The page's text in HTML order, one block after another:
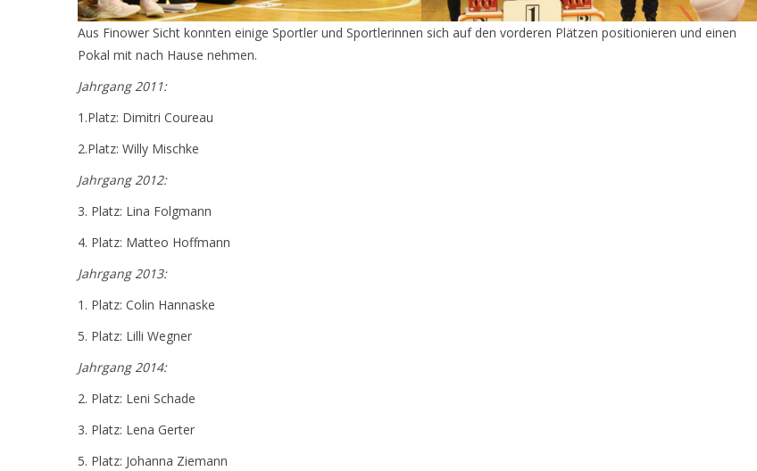
Aus Finower Sicht konnten einige Sportler und Sportlerinnen sich auf den vorderen Plätzen positionieren und einen
Pokal mit nach Hause nehmen.
Jahrgang 2011:
1.Platz: Dimitri Coureau
2.Platz: Willy Mischke
Jahrgang 2012:
3. Platz: Lina Folgmann
4. Platz: Matteo Hoffmann
Jahrgang 2013:
1. Platz: Colin Hannaske
5. Platz: Lilli Wegner
Jahrgang 2014:
2. Platz: Leni Schade
3. Platz: Lena Gerter
5. Platz: Johanna Ziemann